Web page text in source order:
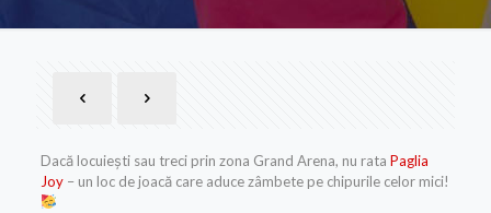
Dacă locuiești sau treci prin zona Grand Arena, nu rata Paglia
Joy– un loc de joacă care aduce zâmbete pe chipurile celor mici!